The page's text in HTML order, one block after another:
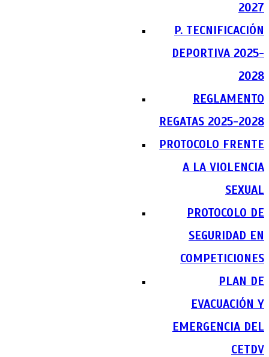
2027
P. TECNIFICACIÓN
DEPORTIVA 2025-
2028
REGLAMENTO
REGATAS 2025-2028
PROTOCOLO FRENTE
A LA VIOLENCIA
SEXUAL
PROTOCOLO DE
SEGURIDAD EN
COMPETICIONES
PLAN DE
EVACUACIÓN Y
EMERGENCIA DEL
CETDV